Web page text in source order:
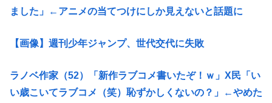
ました」←アニメの当てつけにしか見えないと話題に
【画像】週刊少年ジャンプ、世代交代に失敗
ラノベ作家（52）「新作ラブコメ書いたぞ！ｗ」X民「い
い歳こいてラブコメ（笑）恥ずかしくないの？」←やめた